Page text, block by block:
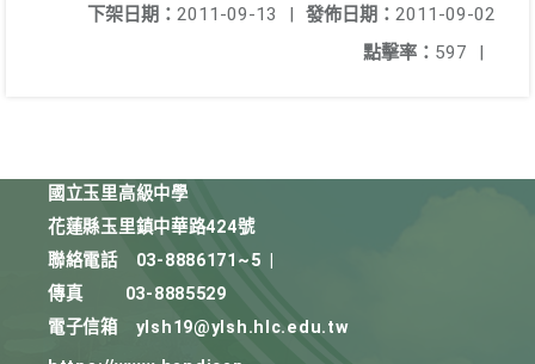
發佈日期： 2011-09-02
下架日期： 2011-09-13
|
點擊率： 597 |
國立玉里高級中學
花蓮縣玉里鎮中華路424號
聯絡電話
03-8886171~5
傳真
03-8885529
電子信箱
ylsh19@ylsh.hlc.edu.tw